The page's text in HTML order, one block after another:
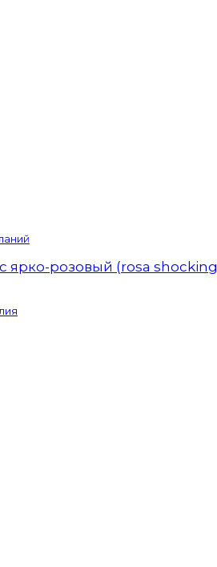
ярко-розовый (rosa